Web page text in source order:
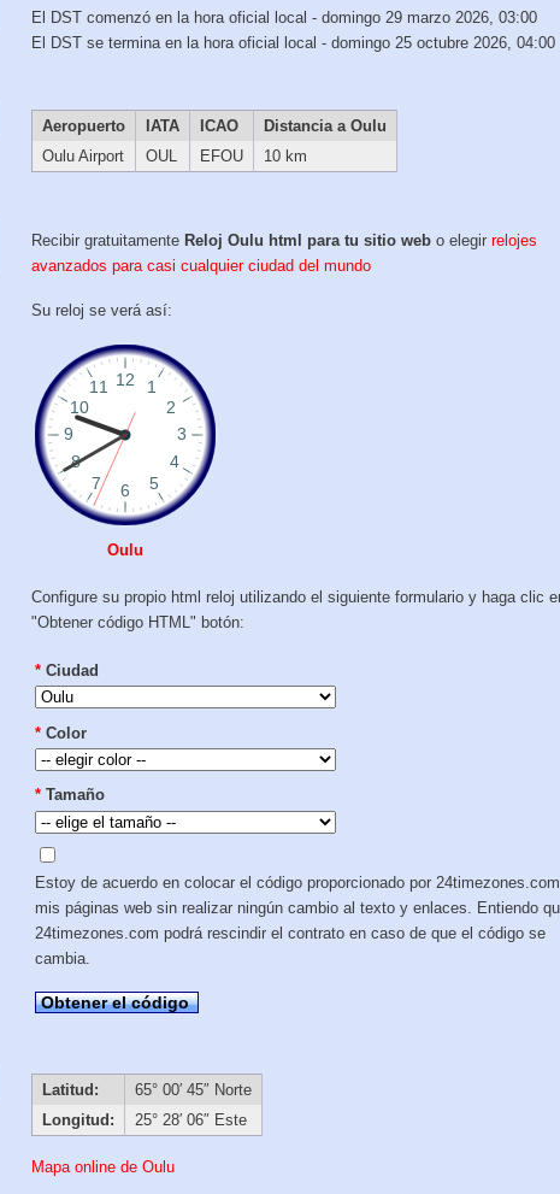
El DST comenzó en la hora oficial local - domingo 29 marzo 2026, 03:00
El DST se termina en la hora oficial local - domingo 25 octubre 2026, 04:00
Aeropuerto IATA ICAO
Distancia a Oulu
Oulu Airport
OUL EFOU 10 km
Recibir gratuitamente Reloj Oulu html para tu sitio webo elegirrelojes
avanzados para casi cualquier ciudad del mundo
Su reloj se verá así:
Oulu
Configure su propio html reloj utilizando el siguiente formulario y haga clic
"Obtener código HTML" botón:
* Ciudad
* Color
* Tamaño
Estoy de acuerdo en colocar el código proporcionado por
mis páginas web sin realizar ningún cambio al texto y enlaces. Entiendo
24timezones.com podrá rescindir el contrato en caso de que el código se
cambia.
Obtener el código
Latitud:
65° 00′ 45″ Norte
Longitud:
25° 28′ 06″ Este
Mapa online de Oulu